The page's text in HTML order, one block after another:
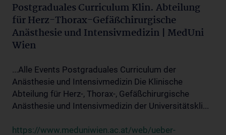
Postgraduales Curriculum Klin. Abteilung
für Herz-Thorax-Gefäßchirurgische
Anästhesie und Intensivmedizin | MedUni
Wien
...Alle Events Postgraduales Curriculum der
Anästhesie und Intensivmedizin Die Klinische
Abteilung für Herz-, Thorax-, Gefäßchirurgische
Anästhesie und Intensivmedizin der Universitätskli...
https://www.meduniwien.ac.at/web/ueber-